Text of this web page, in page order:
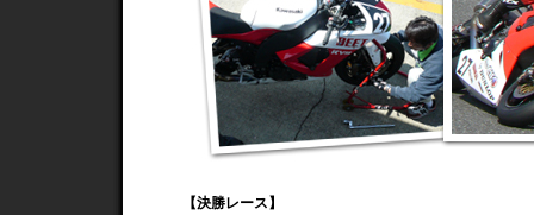
【決勝レース】